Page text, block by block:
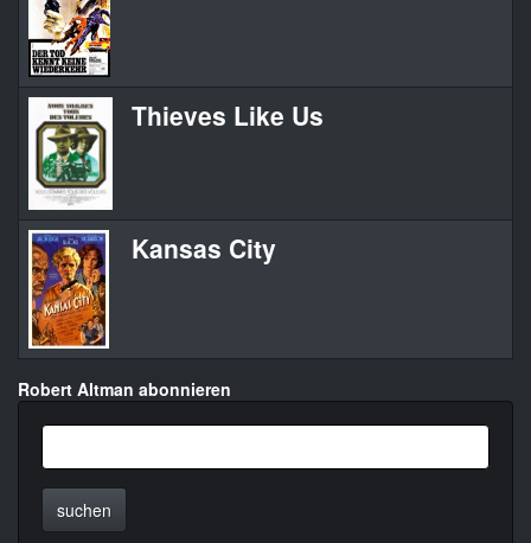
Thieves Like Us
Kansas City
Robert Altman abonnieren
suchen